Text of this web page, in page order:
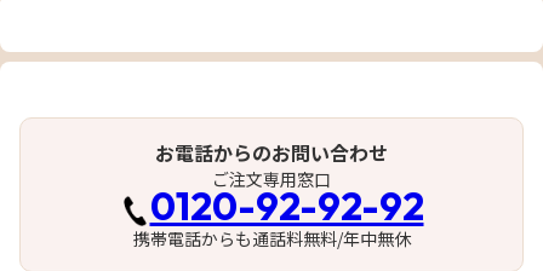
お電話からのお問い合わせ
ご注文専用窓口
0120-92-92-92
携帯電話からも通話料無料/年中無休